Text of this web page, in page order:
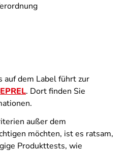
auf dem Label führt zur
EPREL. Dort finden Sie
außer dem
möchten, ist es ratsam,
Produkttests, wie